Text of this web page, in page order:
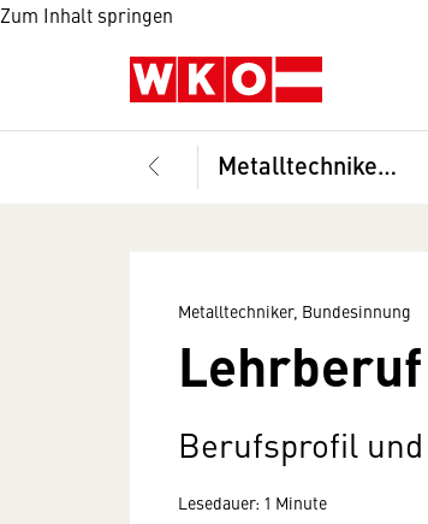
Zum Inhalt springen
Metalltechniker, Bundesinnung
Metalltechniker, Bundesinnung
Berufsprofil
Lesedauer: 1 Minute